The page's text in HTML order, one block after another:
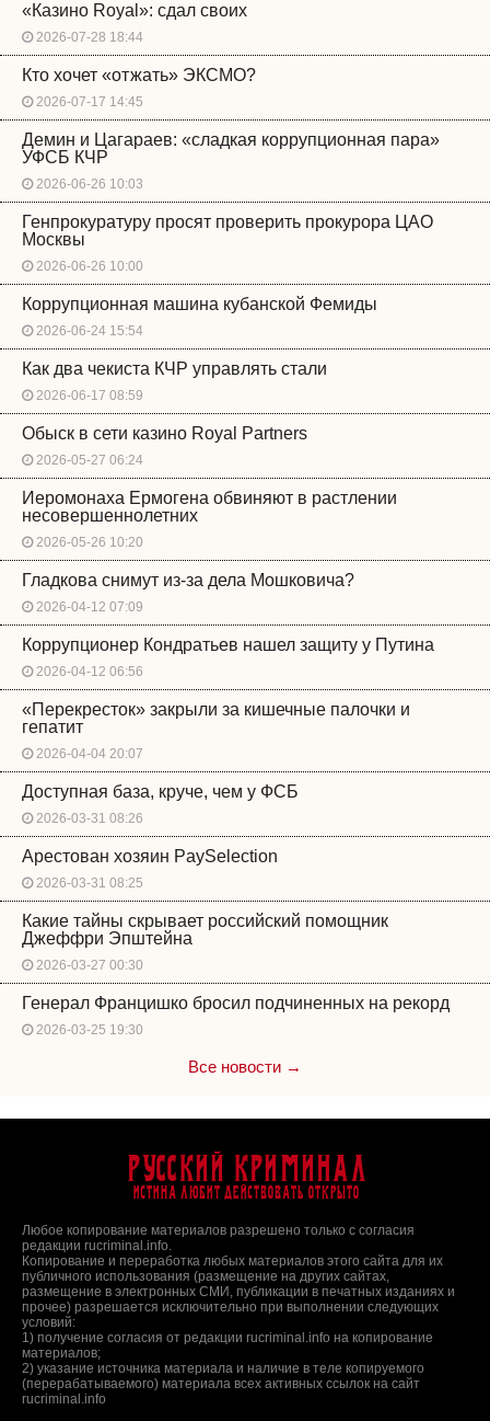
«Казино Royal»: сдал своих
2026-07-28 18:44
Кто хочет «отжать» ЭКСМО?
2026-07-17 14:45
Демин и Цагараев: «сладкая коррупционная пара»
УФСБ КЧР
2026-06-26 10:03
Генпрокуратуру просят проверить прокурора ЦАО
Москвы
2026-06-26 10:00
Коррупционная машина кубанской Фемиды
2026-06-24 15:54
Как два чекиста КЧР управлять стали
2026-06-17 08:59
Обыск в сети казино Royal Partners
2026-05-27 06:24
Иеромонаха Ермогена обвиняют в растлении
несовершеннолетних
2026-05-26 10:20
Гладкова снимут из-за дела Мошковича?
2026-04-12 07:09
Коррупционер Кондратьев нашел защиту у Путина
2026-04-12 06:56
«Перекресток» закрыли за кишечные палочки и
гепатит
2026-04-04 20:07
Доступная база, круче, чем у ФСБ
2026-03-31 08:26
Арестован хозяин PaySelection
2026-03-31 08:25
Какие тайны скрывает российский помощник
Джеффри Эпштейна
2026-03-27 00:30
Генерал Францишко бросил подчиненных на рекорд
2026-03-25 19:30
Все новости →
Русский Криминал
Истина любит действовать открыто
Любое копирование материалов разрешено только с согласия
редакции rucriminal.info.
Копирование и переработка любых материалов этого сайта для их
публичного использования (размещение на других сайтах,
размещение в электронных СМИ, публикации в печатных изданиях и
прочее) разрешается исключительно при выполнении следующих
условий:
1) получение согласия от редакции rucriminal.info на копирование
материалов;
2) указание источника материала и наличие в теле копируемого
(перерабатываемого) материала всех активных ссылок на сайт
rucriminal.info